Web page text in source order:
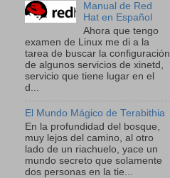
Manual de Red
Hat en Español
Ahora que tengo
examen de Linux me di a la
tarea de buscar la configuración
de algunos servicios de xinetd,
servicio que tiene lugar en el
d...
El Mundo Mágico de Terabithia
En la profundidad del bosque,
muy lejos del camino, al otro
lado de un riachuelo, yace un
mundo secreto que solamente
dos personas en la tie...